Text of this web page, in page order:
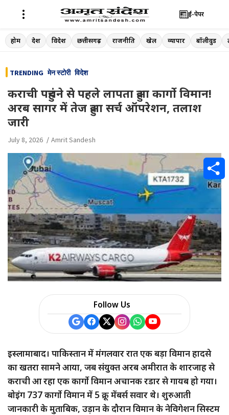
Skip
to
ई-पेपर
होम देश विदेश छत्तीसगढ़ राजनीति खेल व्यापार बॉलीवुड
TRENDING मेन स्टोरी विदेश
कराची पहुंचने से पहले लापता हुआ कार्गो विमान!
अरब सागर में तेज हुआ सर्च ऑपरेशन, तलाश
जारी
July 8, 2026 Amrit Sandesh
Follow Us
इस्लामाबाद। पाकिस्तान में मंगलवार रात एक बड़ा विमान हादसे
का खतरा सामने आया, जब संयुक्त अरब अमीरात के शारजाह से
कराची आ रहा एक कार्गो विमान अचानक रडार से गायब हो गया।
बोइंग 737 कार्गो विमान में 5 क्रू मेंबर्स सवार थे। शुरुआती
जानकारी के मुताबिक, उड़ान के दौरान विमान के नेविगेशन सिस्टम
S
h
a
r
e